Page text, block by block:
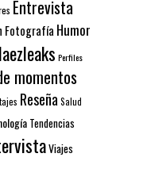
Entrevista
Fotografía Humor
Perfiles
momentos
Reseña Salud
Tendencias
Viajes